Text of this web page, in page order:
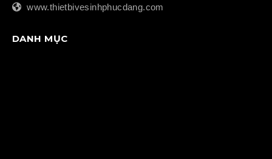
www.thietbivesinhphucdang.com
DANH MỤC